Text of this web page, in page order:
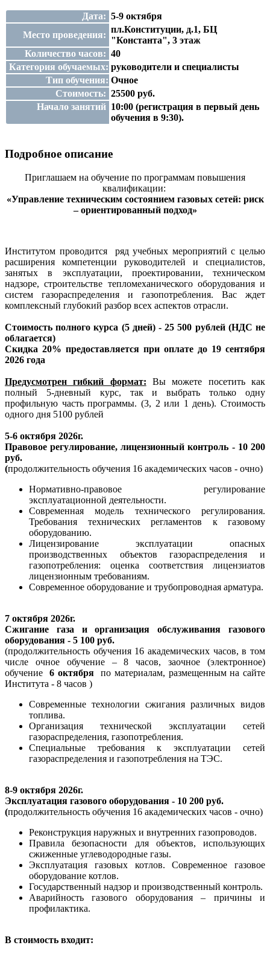
Дата: 5-9 октября
Место проведения:
пл.Конституции, д.1, БЦ
"Константа", 3 этаж
Количество часов: 40
Категория обучаемых: руководители и специалисты
Тип обучения: Очное
Стоимость: 25500 руб.
Начало занятий 10:00 (регистрация в первый день
обучения в 9:30).
Подробное описание
Приглашаем на обучение по программам повышения
квалификации:
«Управление техническим состоянием газовых сетей: риск
– ориентированный подход»
Институтом проводится ряд учебных мероприятий с целью
расширения компетенции руководителей и специалистов,
занятых в эксплуатации, проектировании, техническом
надзоре, строительстве тепломеханического оборудования и
систем газораспределения и газопотребления. Вас ждет
комплексный глубокий разбор всех аспектов отрасли.
Стоимость полного курса (5 дней) - 25 500 рублей (НДС не
облагается)
Скидка 20% предоставляется при оплате до 19 сентября
2026 года
Предусмотрен гибкий формат: Вы можете посетить как
полный 5-дневный курс, так и выбрать только одну
профильную часть программы. (3, 2 или 1 день). Стоимость
одного дня 5100 рублей
5-6 октября 2026г.
Правовое регулирование, лицензионный контроль - 10 200
руб.
(продолжительность обучения 16 академических часов - очно)
Нормативно-правовое регулирование
эксплуатационной деятельности.
Современная модель технического регулирования.
Требования технических регламентов к газовому
оборудованию.
Лицензирование эксплуатации опасных
производственных объектов газораспределения и
газопотребления: оценка соответствия лицензиатов
лицензионным требованиям.
Современное оборудование и трубопроводная арматура.
7 октября 2026г.
Сжигание газа и организация обслуживания газового
оборудования - 5 100 руб.
(продолжительность обучения 16 академических часов, в том
числе очное обучение – 8 часов, заочное (электронное)
обучение 6 октябряпо материалам, размещенным на сайте
Института - 8 часов )
Современные технологии сжигания различных видов
топлива.
Организация технической эксплуатации сетей
газораспределения, газопотребления.
Специальные требования к эксплуатации сетей
газораспределения и газопотребления на ТЭС.
8-9 октября 2026г.
Эксплуатация газового оборудования - 10 200 руб.
(продолжительность обучения 16 академических часов - очно)
Реконструкция наружных и внутренних газопроводов.
Правила безопасности для объектов, использующих
сжиженные углеводородные газы.
Эксплуатация газовых котлов. Современное газовое
оборудование котлов.
Государственный надзор и производственный контроль.
Аварийность газового оборудования – причины и
профилактика.
В стоимость входит: